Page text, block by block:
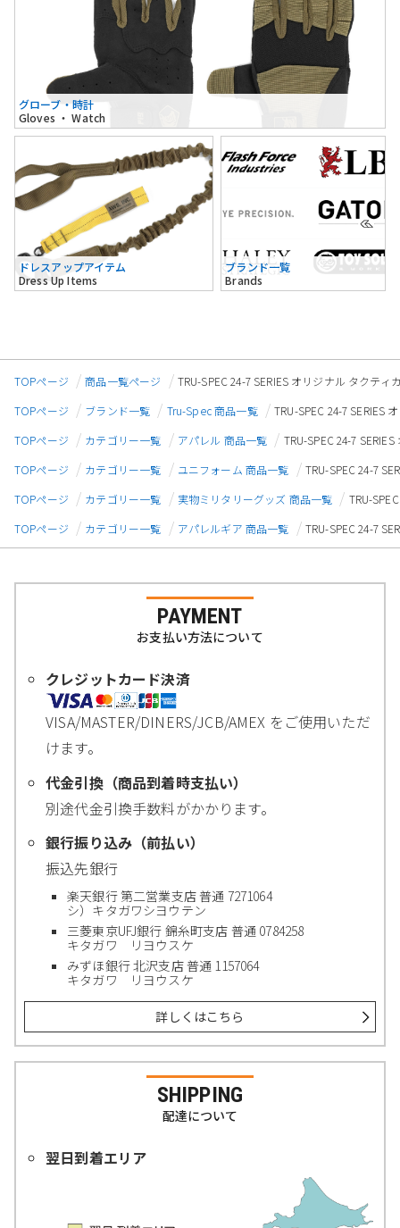
グローブ・時計
Gloves ・ Watch
ドレスアップアイテム
Dress Up Items
ブランド一覧
Brands
TOPページ 商品一覧ページ
TRU-SPEC 24-7 SERIES オリジナル タクテ
TOPページ
ブランド一覧 Tru-Spec 商品一覧
TRU-SPEC 24-7 SERIES
TOPページ
カテゴリー一覧 アパレル 商品一覧
TRU-SPEC 24-7
TOPページ
カテゴリー一覧 ユニフォーム 商品一覧
TRU-SPEC 24-7
TOPページ
カテゴリー一覧 実物ミリタリーグッズ 商品一覧
TRU-
TOPページ
カテゴリー一覧 アパレルギア 商品一覧 TRU-SPEC 24-7
PAYMENT
お支払い方法について
クレジットカード決済
VISA/MASTER/DINERS/JCB/AMEX をご使用いただ
けます。
代金引換（商品到着時支払い）
別途代金引換手数料がかかります。
銀行振り込み（前払い）
振込先銀行
楽天銀行 第二営業支店 普通 7271064
シ）キタガワシヨウテン
三菱東京UFJ銀行 錦糸町支店 普通 0784258
キタガワ リヨウスケ
みずほ銀行 北沢支店 普通 1157064
キタガワ リヨウスケ
詳しくはこちら
SHIPPING
配達について
翌日到着エリア